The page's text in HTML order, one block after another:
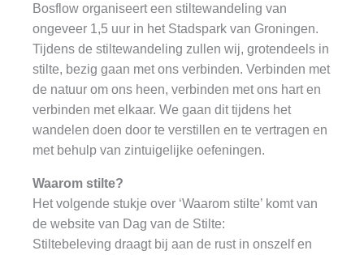
Bosflow organiseert een stiltewandeling van
ongeveer 1,5 uur in het Stadspark van Groningen.
Tijdens de stiltewandeling zullen wij, grotendeels in
stilte, bezig gaan met ons verbinden. Verbinden met
de natuur om ons heen, verbinden met ons hart en
verbinden met elkaar. We gaan dit tijdens het
wandelen doen door te verstillen en te vertragen en
met behulp van zintuigelijke oefeningen.
Waarom stilte?
Het volgende stukje over ‘Waarom stilte’ komt van
de website van Dag van de Stilte:
Stiltebeleving draagt bij aan de rust in onszelf en